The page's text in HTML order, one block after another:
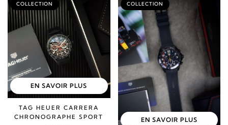
EN SAVOIR PLUS
COLLECTION
TAG HEUER CARRERA
CHRONOGRAPHE SPORT
EN SAVOIR PLUS
COLLECTION